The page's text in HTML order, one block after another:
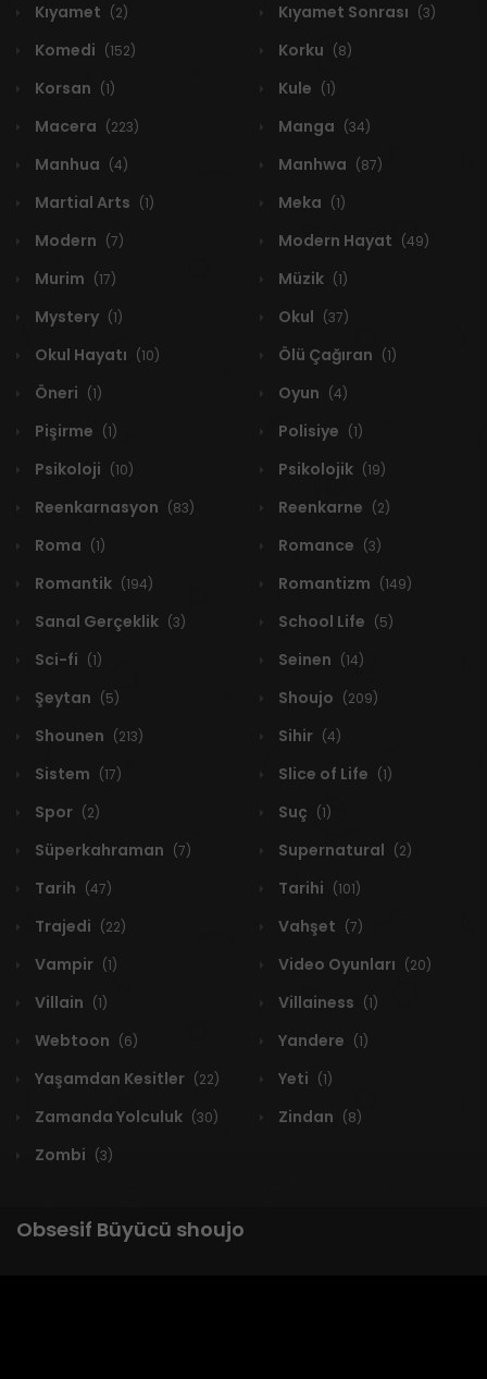
Kıyamet (2) Kıyamet Sonrası (3)
Komedi (152) Korku (8)
Korsan (1) Kule (1)
Macera (223) Manga (34)
Manhua (4) Manhwa (87)
Martial Arts (1) Meka (1)
Modern (7) Modern Hayat (49)
Murim (17) Müzik (1)
Mystery (1) Okul (37)
Okul Hayatı (10) Ölü Çağıran (1)
Öneri (1) Oyun (4)
Pişirme (1) Polisiye (1)
Psikoloji (10) Psikolojik (19)
Reenkarnasyon (83) Reenkarne (2)
Roma (1) Romance (3)
Romantik (194) Romantizm (149)
Sanal Gerçeklik (3) School Life (5)
Sci-fi (1) Seinen (14)
Şeytan (5) Shoujo (209)
Shounen (213) Sihir (4)
Sistem (17) Slice of Life (1)
Spor (2) Suç (1)
Süperkahraman (7) Supernatural (2)
Tarih (47) Tarihi (101)
Trajedi (22) Vahşet (7)
Vampir (1) Video Oyunları (20)
Villain (1) Villainess (1)
Webtoon (6) Yandere (1)
Yaşamdan Kesitler (22) Yeti (1)
Zamanda Yolculuk (30) Zindan (8)
Zombi (3)
Obsesif Büyücü shoujo